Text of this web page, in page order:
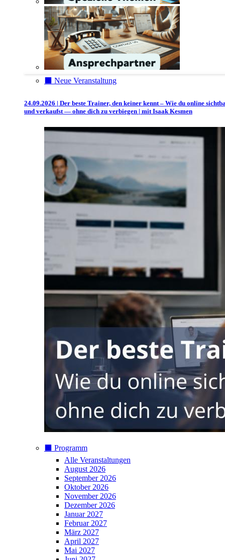
⬛️ Neue Veranstaltung
24.09.2026 | Der beste Trainer, den keiner kennt – Wie du online
und verkaufst — ohne dich zu verbiegen | mit Isaak Kesmen
⬛️ Programm
Alle Veranstaltungen
August 2026
September 2026
Oktober 2026
November 2026
Dezember 2026
Januar 2027
Februar 2027
März 2027
April 2027
Mai 2027